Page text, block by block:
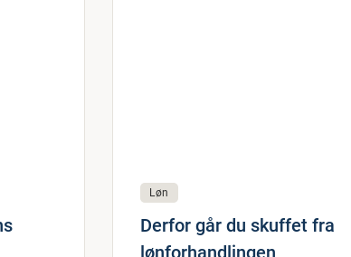
Løn
Derfor går du skuffet fra
lønforhandlingen